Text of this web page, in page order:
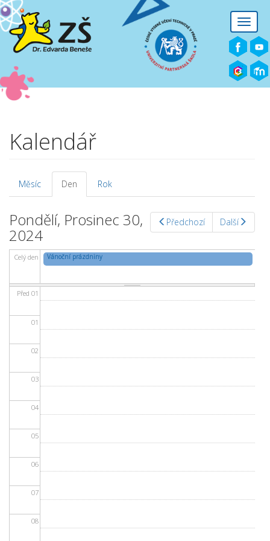
Přejít k hlavnímu obsahu
Toggle
Kalendář
Hlavní záložky
Měsíc Den (aktivní
záložka)
Rok
Předchozí Další
Pondělí, Prosinec 30,
2024
Celý den Vánoční prázdniny
Před 01
01
02
03
04
05
06
07
08